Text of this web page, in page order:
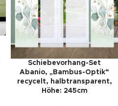
Schiebevorhang-Set
Abanio, „Bambus-Optik“
recycelt, halbtransparent,
Höhe: 245cm